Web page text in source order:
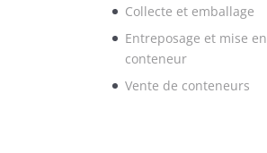
Collecte et emballage
Entreposage et mise en
conteneur
Vente de conteneurs